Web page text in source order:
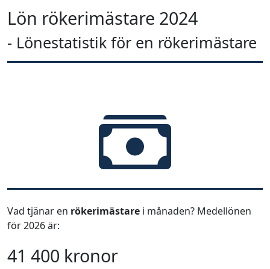
Lön rökerimästare 2024
- Lönestatistik för en rökerimästare
Vad tjänar en rökerimästare i månaden? Medellönen
för 2026 är:
41 400 kronor